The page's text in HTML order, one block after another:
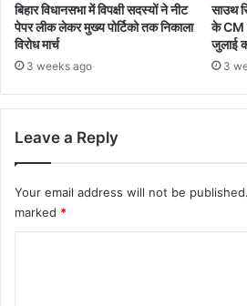
बिहार विधानसभा में विपक्षी सदस्यों ने नीट
पेपर लीक लेकर मुख्य पोर्टिको तक निकाला
विरोध मार्च
3 weeks ago
साउथ
के CM
जुलाई
3
Leave a Reply
Your email address will not be published.
marked *